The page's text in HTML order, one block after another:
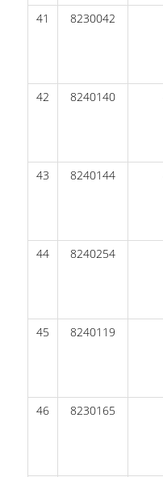
41 8230042
42 8240140
43 8240144
44 8240254
45 8240119
46 8230165